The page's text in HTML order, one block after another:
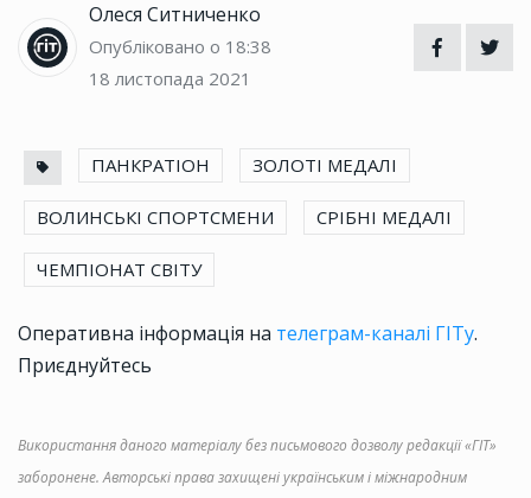
Олеся Ситниченко
Опубліковано о 18:38
18 листопада 2021
ПАНКРАТІОН ЗОЛОТІ МЕДАЛІ
ВОЛИНСЬКІ СПОРТСМЕНИ СРІБНІ МЕДАЛІ
ЧЕМПІОНАТ СВІТУ
Оперативна інформація на телеграм-каналі ГІТу.
Приєднуйтесь
Використання даного матеріалу без письмового дозволу редакції «ГІТ»
заборонене. Авторські права захищені українським і міжнародним